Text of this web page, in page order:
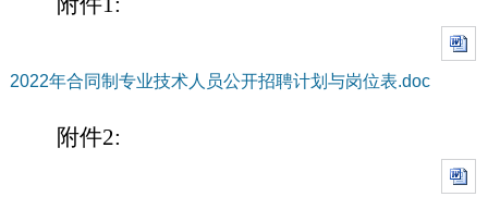
2022年合同制专业技术人员公开招聘计划与岗位表.doc
附件2: